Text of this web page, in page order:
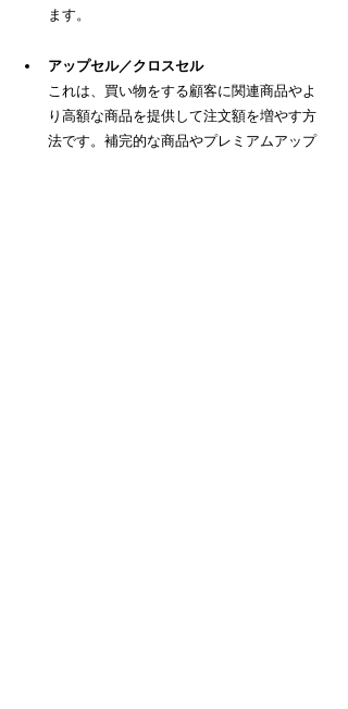
ます。
アップセル／クロスセル
これは、買い物をする顧客に関連商品やよ
り高額な商品を提供して注文額を増やす方
法です。補完的な商品やプレミアムアップ